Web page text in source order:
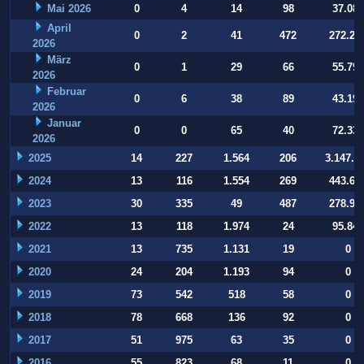
Mai 2026 0 4 14 98
37.084
April
2026
0 2 41 472
März
2026
0 1 29 66
55.794
Februar
2026
0 6 38 89
43.197
Januar
2026
0 0 65 40 72.332
2025 14 227 1.564 206
2024
13 116 1.554 269
2023
30 335 49 487
2022
13 118 1.974 24
95.847
2021
13 735 1.131 19
0
2020
24 204 1.193 94
0
2019
73 542 518 58
0
2018
78 668 136 92
0
2017
51 975 63 35
0